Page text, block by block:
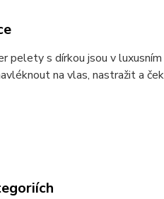
s dírkou jsou v luxusním
na vlas, nastražit a